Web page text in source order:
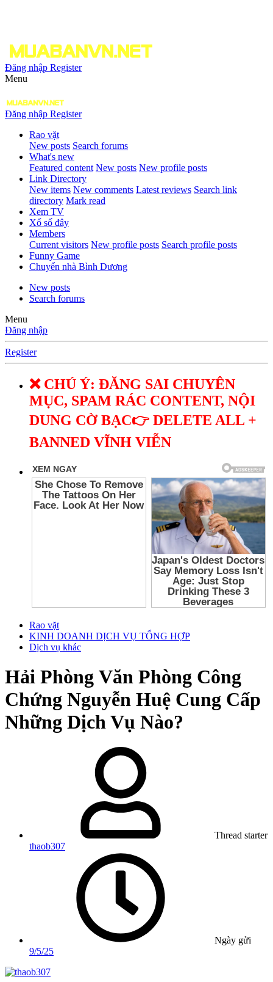
Đăng nhập Register
Menu
Đăng nhập Register
Rao vặt
New posts Search forums
What's new
Featured content New posts New profile posts
Link Directory
New items New comments Latest reviews Search link
directory Mark read
Xem TV
Xổ số đây
Members
Current visitors New profile posts Search profile posts
Funny Game
Chuyển nhà Bình Dương
New posts
Search forums
Menu
Đăng nhập
Register
❌ CHÚ Ý: ĐĂNG SAI CHUYÊN
MỤC, SPAM RÁC CONTENT, NỘI
DUNG CỜ BẠC👉 DELETE ALL +
BANNED VĨNH VIỄN
Rao vặt
KINH DOANH DỊCH VỤ TỔNG HỢP
Dịch vụ khác
Hải Phòng Văn Phòng Công
Chứng Nguyễn Huệ Cung Cấp
Những Dịch Vụ Nào?
Thread starter
thaob307
Ngày gửi
9/5/25